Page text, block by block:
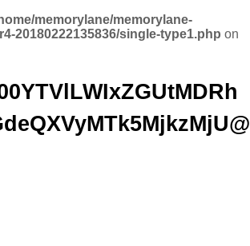
memorylane/memorylane-
20180222135836/single-type1.php on